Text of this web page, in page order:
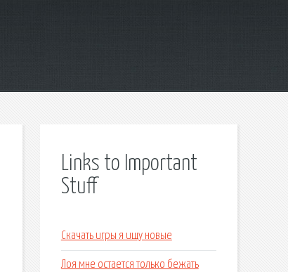
Links to Important
Stuff
Скачать игры я ищу новые
Лоя мне остается только бежать